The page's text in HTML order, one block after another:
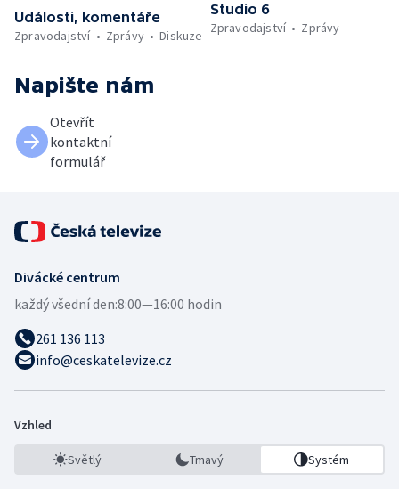
Události, komentáře
Zpravodajství
Zprávy Diskuze
Studio 6
Zpravodajství
Zprávy
Napište nám
Otevřít
kontaktní
formulář
Divácké centrum
každý všední den:8:00—16:00 hodin
261 136 113
info@ceskatelevize.cz
Vzhled
Světlý Tmavý Systém